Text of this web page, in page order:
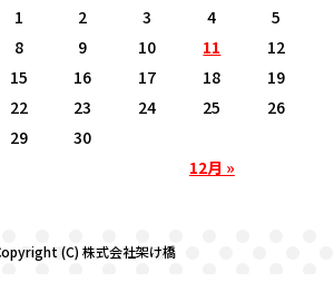
12月 »
1 2 3 4
5
8 9 10 11
12
15 16 17 18
19
22 23 24 25
26
29 30
(C) 株式会社架け橋